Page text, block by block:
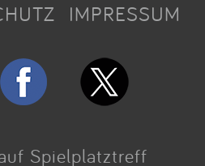
IMPRESSUM
Spielplatztreff